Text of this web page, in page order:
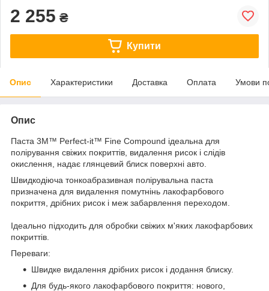
2 255 ₴
Купити
Опис Характеристики Доставка Оплата Умови
Опис
Паста 3M™ Perfect-it™ Fine Compound ідеальна для
полірування свіжих покриттів, видалення рисок і слідів
окислення, надає глянцевий блиск поверхні авто.
Швидкодіюча тонкоабразивная полірувальна паста
призначена для видалення помутнінь лакофарбового
покриття, дрібних рисок і меж забарвлення переходом.
Ідеально підходить для обробки свіжих м'яких лакофарбових
покриттів.
Переваги:
Швидке видалення дрібних рисок і додання блиску.
Для будь-якого лакофарбового покриття: нового,